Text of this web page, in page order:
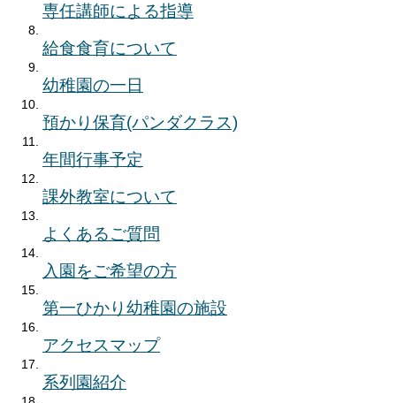
専任講師による指導
給食食育について
幼稚園の一日
預かり保育(パンダクラス)
年間行事予定
課外教室について
よくあるご質問
入園をご希望の方
第一ひかり幼稚園の施設
アクセスマップ
系列園紹介